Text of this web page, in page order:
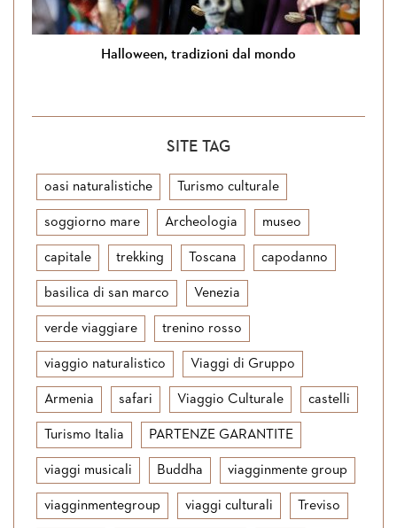
Halloween, tradizioni dal mondo
SITE TAG
oasi naturalistiche Turismo culturale
soggiorno mare Archeologia museo
capitale trekking Toscana capodanno
basilica di san marco Venezia
verde viaggiare trenino rosso
viaggio naturalistico Viaggi di Gruppo
Armenia safari Viaggio Culturale castelli
Turismo Italia PARTENZE GARANTITE
viaggi musicali Buddha viagginmente group
viagginmentegroup viaggi culturali Treviso